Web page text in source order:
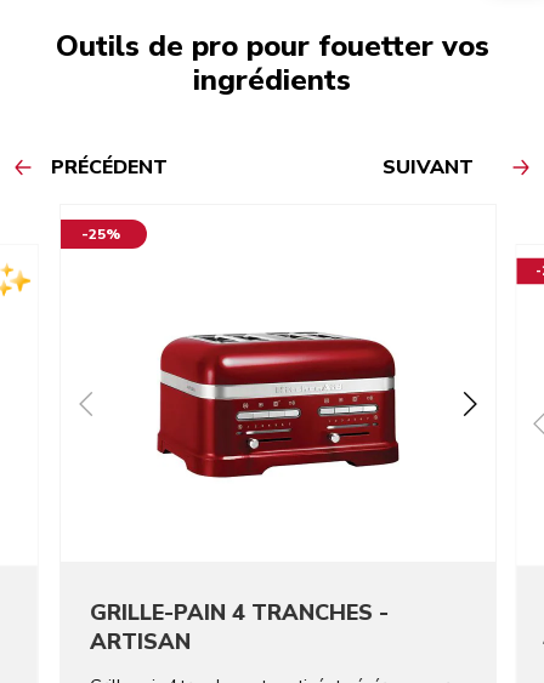
Outils de pro pour fouetter vos
ingrédients
PRÉCÉDENT SUIVANT
-25%
GRILLE-PAIN 4 TRANCHES -
ARTISAN
-